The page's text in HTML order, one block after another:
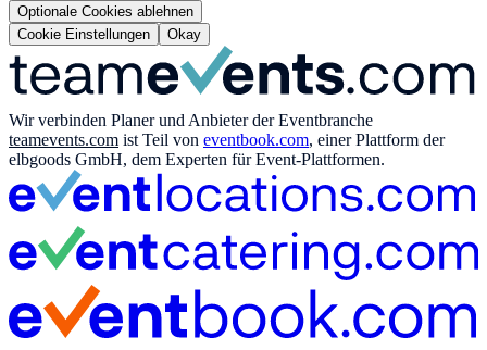
Optionale Cookies ablehnen
Cookie Einstellungen
Okay
Wir verbinden Planer und Anbieter der Eventbranche
teamevents.com ist Teil von eventbook.com, einer Plattform der
elbgoods GmbH, dem Experten für Event-Plattformen.